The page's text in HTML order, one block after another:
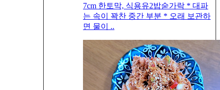
7cm 한토막, 식용유2밥숟가락 * 대파
는 속이 꽉찬 중간 부분 * 오래 보관하
면 물이 ..